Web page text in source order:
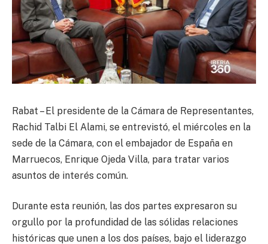
Rabat – El presidente de la Cámara de Representantes,
Rachid Talbi El Alami, se entrevistó, el miércoles en la
sede de la Cámara, con el embajador de España en
Marruecos, Enrique Ojeda Villa, para tratar varios
asuntos de interés común.
Durante esta reunión, las dos partes expresaron su
orgullo por la profundidad de las sólidas relaciones
históricas que unen a los dos países, bajo el liderazgo